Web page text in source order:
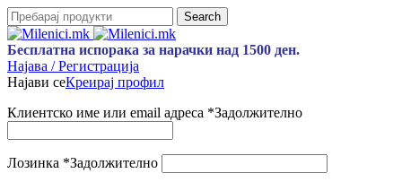
Search
Бесплатна испорака за нарачки над 1500 ден.
Најава / Регистрација
Најави сеКреирај профил
Клиентско име или email адреса *Задолжително
Лозинка *Задолжително